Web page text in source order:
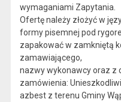
wymaganiami Zapytania.
Ofertę należy złożyć w
formy pisemnej pod
zapakować w zamkniętą
zamawiającego,
nazwy wykonawcy oraz z
zamówienia:
azbest z terenu Gminy